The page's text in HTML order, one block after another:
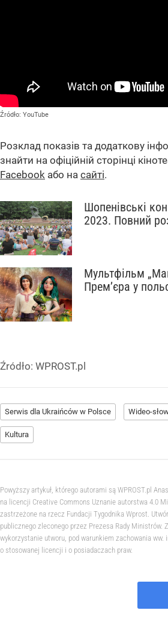
Źródło: YouTube
Розклад показів та додаткову
знайти на офіційній сторінці
Facebook або на сайті.
Шопенівські
2023. Повний
Мультфільм
Прем’єра у
Źródło: WPROST.pl
Serwis dla Ukraińców w Polsce Wideo-
Kultura
Powyższy artykuł, którego autorami są WPROST.pl
na licencji Creative Commons Uznanie autorstwa 4.0
zastrzeżone na rzecz Fundacji Tygodnika Wprost.
publicznego zleconego przez Prezesa Rady Ministrów.
wykorzystanie utworu, pod warunkiem zachowania
o stosowanej licencji i o posiadaczach praw.